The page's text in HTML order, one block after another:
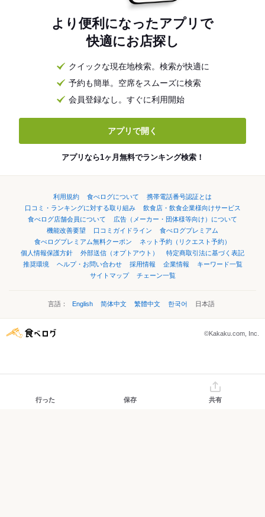
より便利になったアプリで
快適にお店探し
クイックな現在地検索。検索が快適に
予約も簡単。空席をスムーズに検索
会員登録なし。すぐに利用開始
アプリで開く
アプリなら1ヶ月無料でランキング検索！
利用規約 食べログについて
携帯電話番号認証とは
口コミ・ランキングに対する取り組み
飲食店・飲食企業様向けサービス
食べログ店舗会員について
広告（メーカー・団体様等向け）について
機能改善要望
口コミガイドライン
食べログプレミアム
食べログプレミアム無料クーポン
ネット予約（リクエスト予約）
個人情報保護方針
外部送信（オプトアウト）
特定商取引法に基づく表記
推奨環境
ヘルプ・お問い合わせ 採用情報 企業情報
キーワード一覧
サイトマップ
チェーン一覧
言語： English 简体中文 繁體中文 한국어 日本語
©Kakaku.com, Inc.
行った 保存 共有